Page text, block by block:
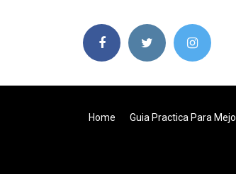
Home Guia Practica Para